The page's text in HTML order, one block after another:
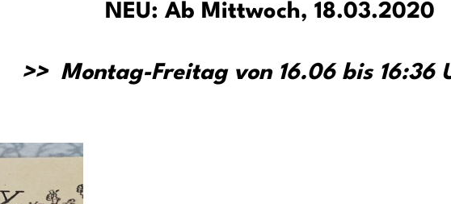
NEU: Ab Mittwoch, 18.03.2020
>> Montag-Freitag von 16.06 bis 16:36